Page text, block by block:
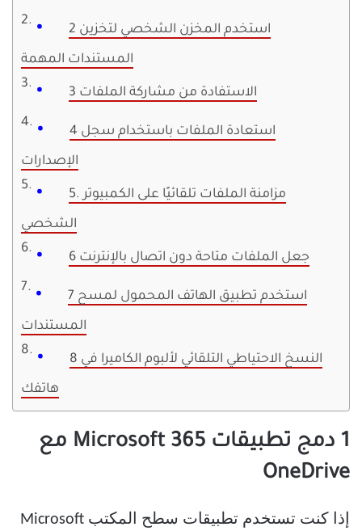
2 استخدم المخزن الشخصي لتخزين
المستندات المهمة
3 الاستفادة من مشاركة الملفات
4 استعادة الملفات باستخدام سجل
الإصدارات
5. مزامنة الملفات تلقائيًا على الكمبيوتر
الشخصي
6 جعل ​​الملفات متاحة دون اتصال بالإنترنت
7 استخدم تطبيق الهاتف المحمول لمسح
المستندات
8 النسخ الاحتياطي التلقائي لألبوم الكاميرا في
هاتفك
1 دمج تطبيقات Microsoft 365 مع
OneDrive
إذا كنت تستخدم تطبيقات سطح المكتب Microsoft